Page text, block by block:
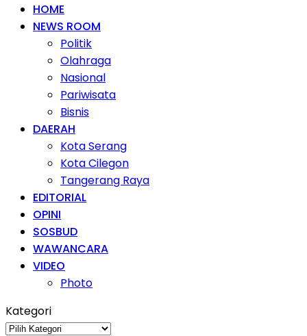
HOME
NEWS ROOM
Politik
Olahraga
Nasional
Pariwisata
Bisnis
DAERAH
Kota Serang
Kota Cilegon
Tangerang Raya
EDITORIAL
OPINI
SOSBUD
WAWANCARA
VIDEO
Photo
Kategori
Kategori